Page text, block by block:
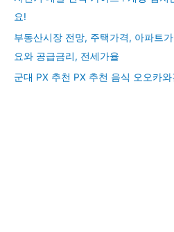
요!
부동산시장 전망, 주택가격, 아파트
요와 공급금리, 전세가율
군대 PX 추천 PX 추천 음식 오오카